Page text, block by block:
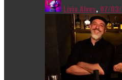
Livia Alves, 07/